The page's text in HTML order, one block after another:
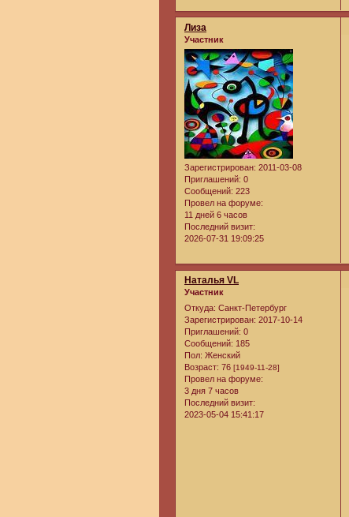
Лиза
Участник
Зарегистрирован: 2011-03-08
Приглашений: 0
Сообщений: 223
Провел на форуме:
11 дней 6 часов
Последний визит:
2026-07-31 19:09:25
Наталья VL
Участник
Откуда: Санкт-Петербург
Зарегистрирован: 2017-10-14
Приглашений: 0
Сообщений: 185
Пол: Женский
Возраст: 76 [1949-11-28]
Провел на форуме:
3 дня 7 часов
Последний визит:
2023-05-04 15:41:17